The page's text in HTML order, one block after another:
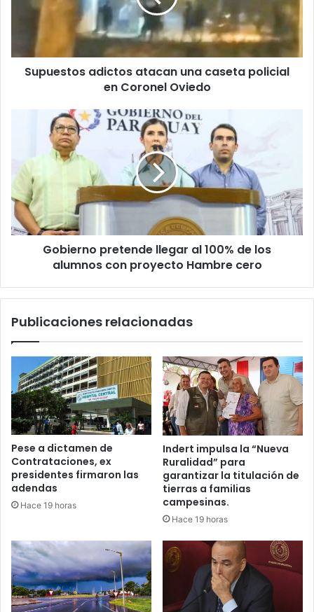
Supuestos adictos atacan una caseta policial
en Coronel Oviedo
Gobierno pretende llegar al 100% de los
alumnos con proyecto Hambre cero
Publicaciones relacionadas
Pese a dictamen de
Contrataciones, ex
presidentes firmaron las
adendas
Hace 19 horas
Indert impulsa la “Nueva
Ruralidad” para
garantizar la titulación de
tierras a familias
campesinas.
Hace 19 horas